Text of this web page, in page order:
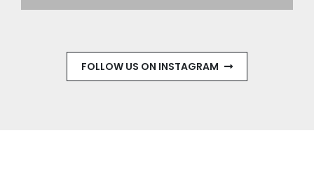
FOLLOW US ON INSTAGRAM